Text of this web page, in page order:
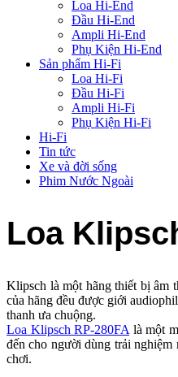
Loa Hi-End
Đầu Hi-End
Ampli Hi-End
Phụ Kiện Hi-End
Sản phẩm Hi-Fi
Loa Hi-Fi
Đầu Hi-Fi
Ampli Hi-Fi
Phụ Kiện Hi-Fi
Hi-Fi
Tin tức
Xe và đời sống
Phim Nước Ngoài
Loa
Klipsch là một hãng thiết bị âm
của hãng đều được giới
thanh ưa chuộng.
Loa Klipsch RP-280FA là một
đến cho người dùng trải
chơi.